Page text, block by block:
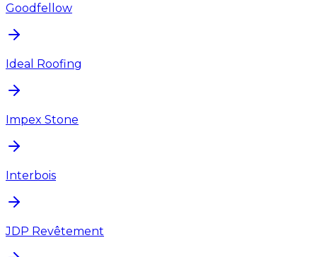
Goodfellow
Ideal Roofing
Impex Stone
Interbois
JDP Revêtement